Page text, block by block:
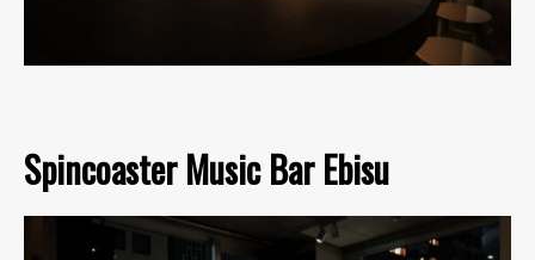
Spincoaster Music Bar Ebisu